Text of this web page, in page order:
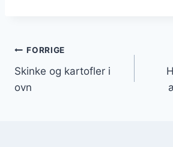
Indlægsnavigation
FORRIGE
Skinke og kartofler i
ovn